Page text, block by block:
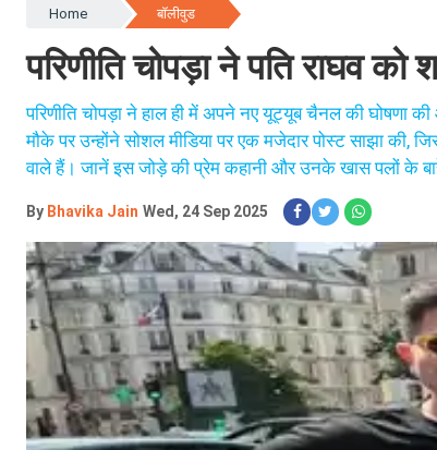
Home बॉलीवुड
परिणीति चोपड़ा ने पति राघव को
परिणीति चोपड़ा ने हाल ही में अपने नए यूट्यूब चैनल की घोषणा
मौके पर उन्होंने सोशल मीडिया पर एक मजेदार पोस्ट साझा की,
वाले हैं। जानें इस जोड़े की प्रेम कहानी और उनके खास पलों के
By Bhavika Jain Wed, 24 Sep 2025